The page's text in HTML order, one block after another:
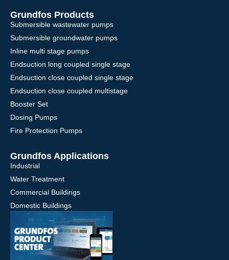
Grundfos Products
Submersible wastewater pumps
Submersible groundwater pumps
Inline multi stage pumps
Endsuction long coupled single stage
Endsuction close coupled single stage
Endsuction close coupled multistage
Booster Set
Dosing Pumps
Fire Protection Pumps
Grundfos Applications
Industrial
Water Treatment
Commercial Buildings
Domestic Buildings